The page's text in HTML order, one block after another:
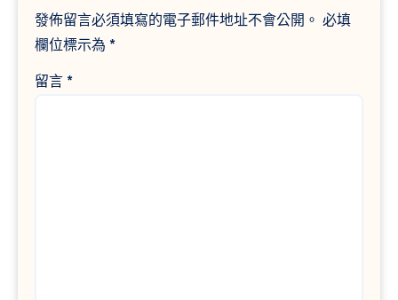
發佈留言必須填寫的電子郵件地址不會公開。 必填
欄位標示為 *
留言 *